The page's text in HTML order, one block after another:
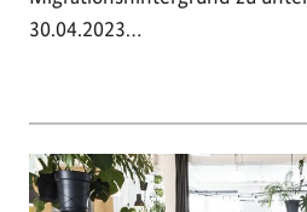
30.04.2023…